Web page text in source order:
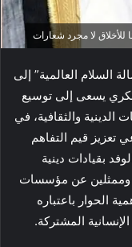
للأخلاق لا مجرد شعارات
السلام العالمية” إلى
يسعى إلى توسيع
الدينية والثقافية، في
تعزيز قيم التفاهم
بقيادات دينية
وممثلين عن مؤسسات
الحوار باعتباره
المشتركة.